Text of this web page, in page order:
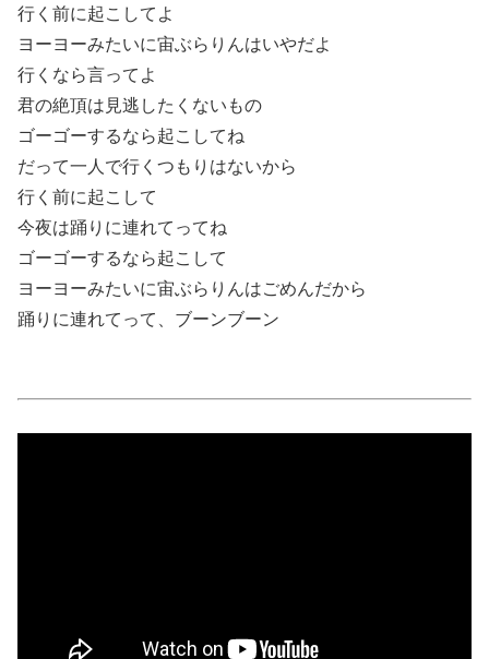
行く前に起こしてよ
ヨーヨーみたいに宙ぶらりんはいやだよ
行くなら言ってよ
君の絶頂は見逃したくないもの
ゴーゴーするなら起こしてね
だって一人で行くつもりはないから
行く前に起こして
今夜は踊りに連れてってね
ゴーゴーするなら起こして
ヨーヨーみたいに宙ぶらりんはごめんだから
踊りに連れてって、ブーンブーン